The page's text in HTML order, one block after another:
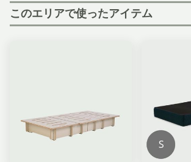
このエリアで使ったアイテム